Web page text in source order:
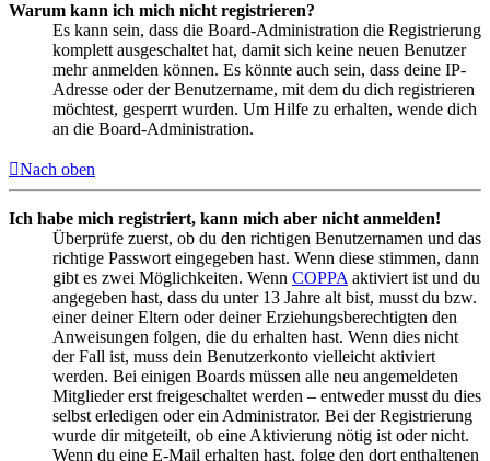
Warum kann ich mich nicht registrieren?
Es kann sein, dass die Board-Administration die Registrierung
komplett ausgeschaltet hat, damit sich keine neuen Benutzer
mehr anmelden können. Es könnte auch sein, dass deine IP-
Adresse oder der Benutzername, mit dem du dich registrieren
möchtest, gesperrt wurden. Um Hilfe zu erhalten, wende dich
an die Board-Administration.
Nach oben
Ich habe mich registriert, kann mich aber nicht anmelden!
Überprüfe zuerst, ob du den richtigen Benutzernamen und das
richtige Passwort eingegeben hast. Wenn diese stimmen, dann
gibt es zwei Möglichkeiten. Wenn COPPA aktiviert ist und du
angegeben hast, dass du unter 13 Jahre alt bist, musst du bzw.
einer deiner Eltern oder deiner Erziehungsberechtigten den
Anweisungen folgen, die du erhalten hast. Wenn dies nicht
der Fall ist, muss dein Benutzerkonto vielleicht aktiviert
werden. Bei einigen Boards müssen alle neu angemeldeten
Mitglieder erst freigeschaltet werden – entweder musst du dies
selbst erledigen oder ein Administrator. Bei der Registrierung
wurde dir mitgeteilt, ob eine Aktivierung nötig ist oder nicht.
Wenn du eine E-Mail erhalten hast, folge den dort enthaltenen